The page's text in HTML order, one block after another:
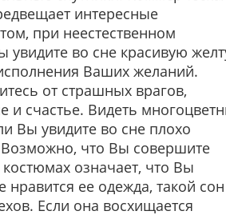
интересные
при неестественном
увидите во сне красивую
Ваших желаний.
от страшных врагов,
и счастье. Видеть
Вы увидите во сне плохо
Возможно, что Вы совершите
означает, что Вы
ее одежда, такой сон
Если она восхищается